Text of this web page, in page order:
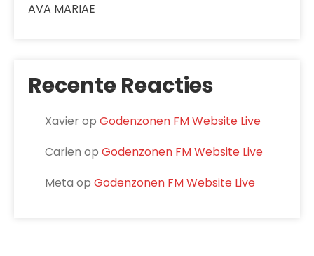
AVA MARIAE
Recente Reacties
Xavierop Godenzonen FM Website Live
Carien op Godenzonen FM Website Live
Meta op Godenzonen FM Website Live